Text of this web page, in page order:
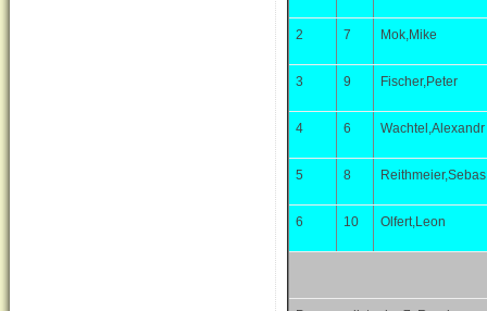
2 7 Mok,Mike
3 9 Fischer,Peter
4 6 Wachtel,Alexandr
5 8 Reithmeier,Sebas
6 10 Olfert,Leon